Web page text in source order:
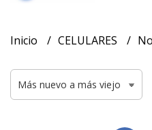
Inicio CELULARES